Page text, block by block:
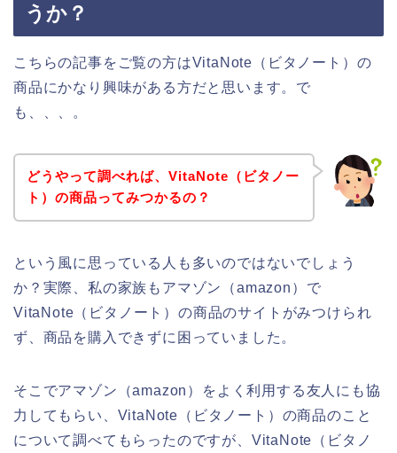
うか？
こちらの記事をご覧の方はVitaNote（ビタノート）の
商品にかなり興味がある方だと思います。で
も、、、。
どうやって調べれば、VitaNote（ビタノー
ト）の商品ってみつかるの？
という風に思っている人も多いのではないでしょう
か？実際、私の家族もアマゾン（amazon）で
VitaNote（ビタノート）の商品のサイトがみつけられ
ず、商品を購入できずに困っていました。
そこでアマゾン（amazon）をよく利用する友人にも協
力してもらい、VitaNote（ビタノート）の商品のこと
について調べてもらったのですが、VitaNote（ビタノ